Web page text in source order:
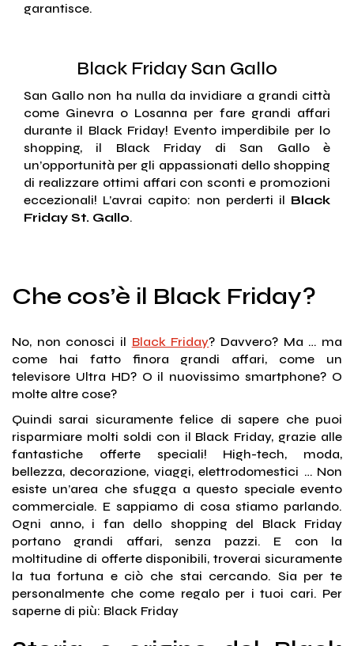
garantisce.
Black Friday San Gallo
San Gallo non ha nulla da invidiare a grandi città
come Ginevra o Losanna per fare grandi affari
durante il Black Friday! Evento imperdibile per lo
shopping, il Black Friday di San Gallo è
un’opportunità per gli appassionati dello shopping
di realizzare ottimi affari con sconti e promozioni
eccezionali! L’avrai capito: non perderti il Black
Friday St. Gallo.
Che cos’è il Black Friday?
No, non conosci il Black Friday? Davvero? Ma … ma
come hai fatto finora grandi affari, come un
televisore Ultra HD? O il nuovissimo smartphone? O
molte altre cose?
Quindi sarai sicuramente felice di sapere che puoi
risparmiare molti soldi con il Black Friday, grazie alle
fantastiche offerte speciali! High-tech, moda,
bellezza, decorazione, viaggi, elettrodomestici … Non
esiste un’area che sfugga a questo speciale evento
commerciale. E sappiamo di cosa stiamo parlando.
Ogni anno, i fan dello shopping del Black Friday
portano grandi affari, senza pazzi. E con la
moltitudine di offerte disponibili, troverai sicuramente
la tua fortuna e ciò che stai cercando. Sia per te
personalmente che come regalo per i tuoi cari. Per
saperne di più: Black Friday